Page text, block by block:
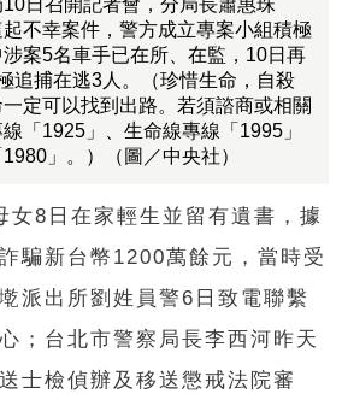
日召開記者會，分局長蕭惠珠
起不幸案件，警方成立專案小組積極
案5名車手已在所、在監，10日再
追捕在逃3人。（珍惜生命，自殺
定可以找到出路。若須諮商或相關
「1925」、生命線專線「1995」
」。）（圖／中央社）
女8日在家輕生並留有遺書，據
騙新台幣1200萬餘元，當時受
派出所劉姓員警6日致電聯繫
；台北市警察局長李西河昨天
士檢偵辦及移送懲戒法院審